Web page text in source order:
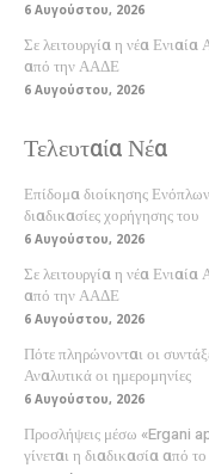
6 Αυγούστου, 2026
Σε λειτουργία η νέα
από την ΑΑΔΕ
6 Αυγούστου, 2026
Τελευταία Νέα
Επίδομα διοίκησης
διαδικασίες χορήγησης του
6 Αυγούστου, 2026
Σε λειτουργία η νέα
από την ΑΑΔΕ
6 Αυγούστου, 2026
Πότε πληρώνονται οι
Αναλυτικά οι ημερομηνίες
6 Αυγούστου, 2026
Προσλήψεις μέσω «Ergani
γίνεται η διαδικασία από